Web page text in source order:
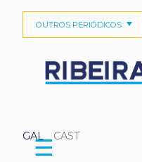
GAL CAST
OUTROS PERIÓDICOS
☰